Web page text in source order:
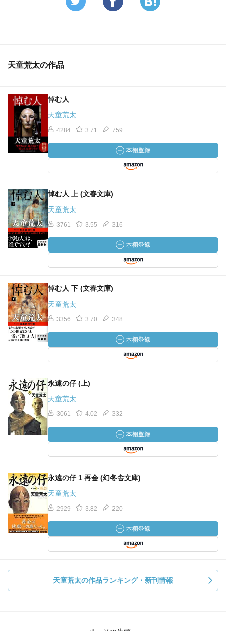
天童荒太の作品
悼む人
天童荒太
4284 3.71 759
悼む人 上 (文春文庫)
天童荒太
3761 3.55 316
悼む人 下 (文春文庫)
天童荒太
3356 3.70 348
永遠の仔 (上)
天童荒太
3061 4.02 332
永遠の仔 1 再会 (幻冬舎文庫)
天童荒太
2929 3.82 220
天童荒太の作品ランキング・新刊情報